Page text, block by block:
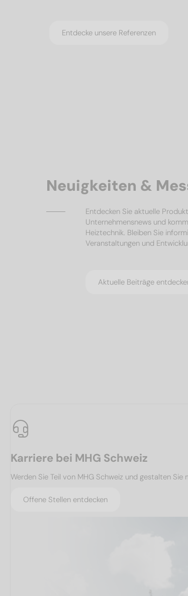
Entdecke unsere Referenzen
Neuigkeiten &
Entdecken Sie aktuelle
Unternehmensnews und
Heiztechnik. Bleiben Sie
Veranstaltungen und
Aktuelle Beiträge
Karriere bei MHG Schweiz
Werden Sie Teil von MHG Schweiz und gestalten
Offene Stellen entdecken